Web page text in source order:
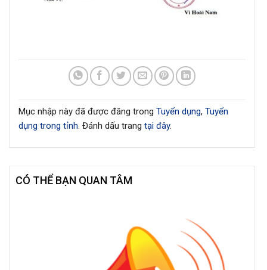
Mục nhập này đã được đăng trong Tuyển dụng, Tuyển
dụng trong tỉnh. Đánh dấu trang tại đây.
CÓ THỂ BẠN QUAN TÂM